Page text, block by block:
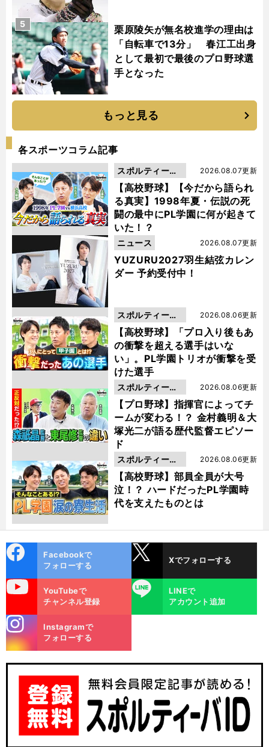
栗原陵矢が無名校進学の理由は
「自転車で13分」 春江工出身
として最初で最後のプロ野球選
手となった
5
もっと見る
各スポーツコラム記事
【高校野球】【今だから語られ
る真実】1998年夏・伝説の死
闘の最中にPL学園に何が起きて
いた！？
2026.08.07更新
スポルティーバ
動画
YUZURU2027羽生結弦カレン
ダー 予約受付中！
2026.08.07更新
ニュース
【高校野球】「プロ入り後もあ
の衝撃を超える選手はいな
い」。PL学園トリオが衝撃を受
けた選手
2026.08.06更新
スポルティーバ
動画
【プロ野球】指揮官によってチ
ームが変わる！？ 金村義明＆大
塚光二が語る歴代監督エピソー
ド
2026.08.06更新
スポルティーバ
動画
【高校野球】部員全員が大号
泣！？ ハードだったPL学園時
代を支えたものとは
2026.08.06更新
スポルティーバ
動画
ok
Facebookで
フォローする
Xでフォローする
YouTubeで
チャンネル登録
LINE
LINEで
アカウント追加
m
Instagramで
フォローする